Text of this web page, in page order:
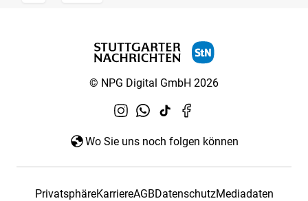
© NPG Digital GmbH 2026
Wo Sie uns noch folgen können
PrivatsphäreKarriereAGBDatenschutzMediadaten